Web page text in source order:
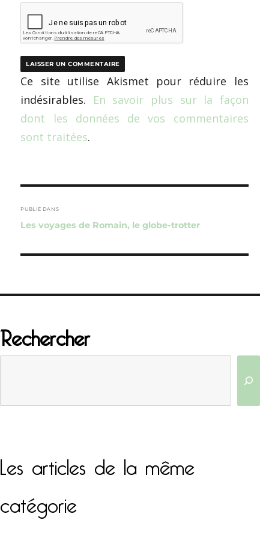
Ce site utilise Akismet pour réduire les
indésirables. En savoir plus sur la façon
dont les données de vos commentaires
sont traitées.
de
l’article
PUBLIÉ DANS
Les voyages de Romain, le globe-trotter
Rechercher
Les articles de la même
catégorie